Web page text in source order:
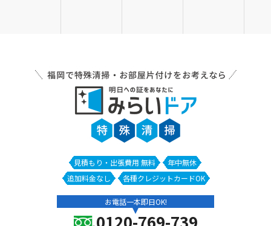
見積もり・出張費用 無料
年中無休
追加料金なし
各種クレジットカードOK
お電話一本即日OK!